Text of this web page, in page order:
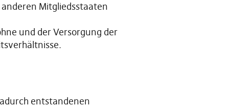
Mitgliedsstaaten
und der Versorgung der
entstandenen